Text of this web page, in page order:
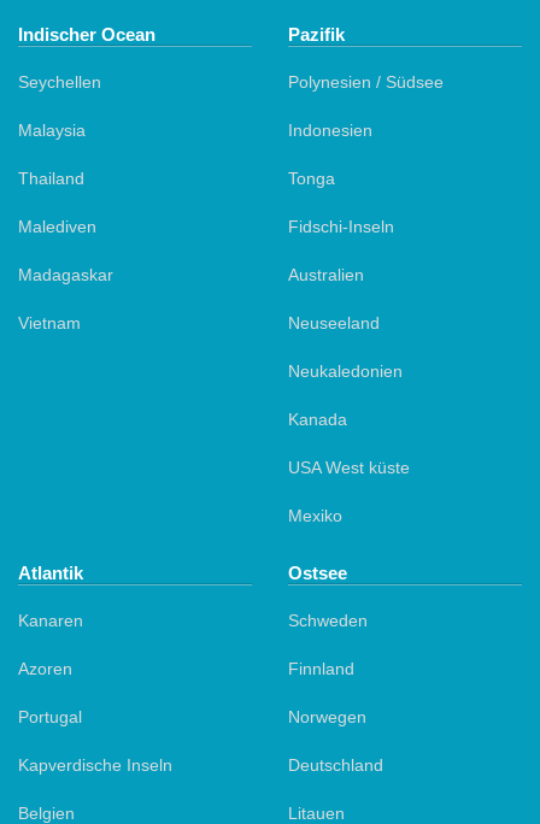
Indischer Ocean
Seychellen
Malaysia
Thailand
Malediven
Madagaskar
Vietnam
Pazifik
Polynesien / Südsee
Indonesien
Tonga
Fidschi-Inseln
Australien
Neuseeland
Neukaledonien
Kanada
USA West küste
Mexiko
Atlantik
Kanaren
Azoren
Portugal
Kapverdische Inseln
Belgien
Ostsee
Schweden
Finnland
Norwegen
Deutschland
Litauen